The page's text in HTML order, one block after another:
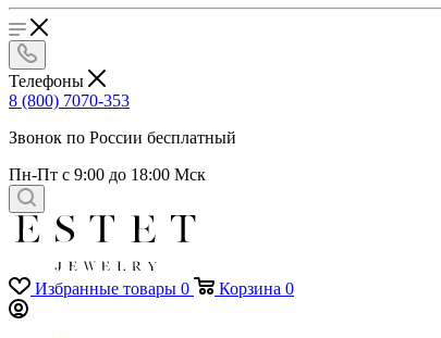
Телефоны
8 (800) 7070-353
Звонок по России бесплатный
Пн-Пт с 9:00 до 18:00 Мск
Избранные товары 0 Корзина 0